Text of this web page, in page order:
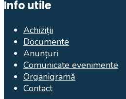
Info utile
Achiziții
Documente
Anunțuri
Comunicate evenimente
Organigramă
Contact